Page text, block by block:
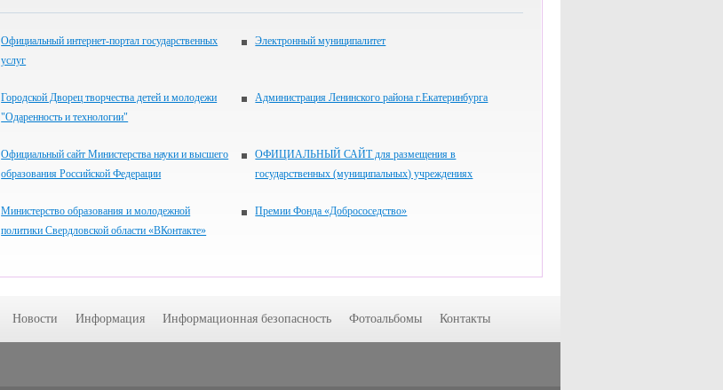
Официальный интернет-портал государственных
услуг
Электронный муниципалитет
Городской Дворец творчества детей и молодежи
"Одаренность и технологии"
Администрация Ленинского района г.Екатеринбурга
Официальный сайт Министерства науки и высшего
образования Российской Федерации
ОФИЦИАЛЬНЫЙ САЙТ для размещения в
государственных (муниципальных) учреждениях
Министерство образования и молодежной
политики Свердловской области «ВКонтакте»
Премии Фонда «Добрососедство»
Новости Информация Информационная безопасность Фотоальбомы Контакты